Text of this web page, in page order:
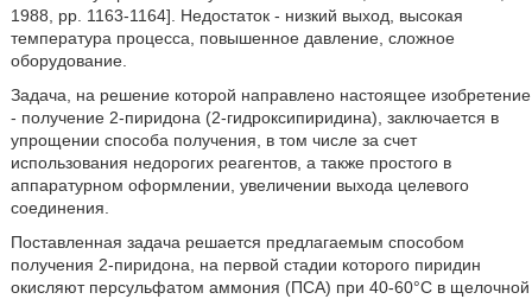
1988, рр. 1163-1164]. Недостаток - низкий выход, высокая
температура процесса, повышенное давление, сложное
оборудование.
Задача, на решение которой направлено настоящее изобретение
- получение 2-пиридона (2-гидроксипиридина), заключается в
упрощении способа получения, в том числе за счет
использования недорогих реагентов, а также простого в
аппаратурном оформлении, увеличении выхода целевого
соединения.
Поставленная задача решается предлагаемым способом
получения 2-пиридона, на первой стадии которого пиридин
окисляют персульфатом аммония (ПСА) при 40-60°С в щелочной